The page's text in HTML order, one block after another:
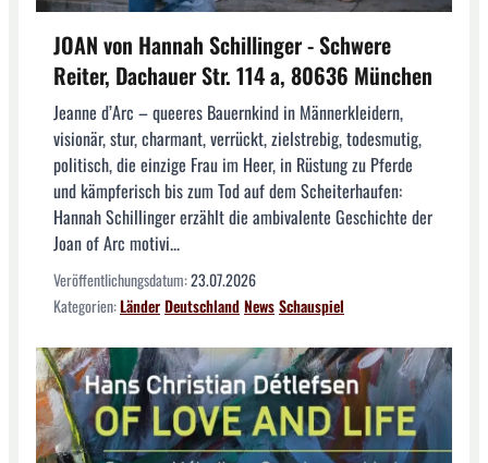
JOAN von Hannah Schillinger - Schwere
Reiter, Dachauer Str. 114 a, 80636 München
Jeanne d’Arc – queeres Bauernkind in Männerkleidern,
visionär, stur, charmant, verrückt, zielstrebig, todesmutig,
politisch, die einzige Frau im Heer, in Rüstung zu Pferde
und kämpferisch bis zum Tod auf dem Scheiterhaufen:
Hannah Schillinger erzählt die ambivalente Geschichte der
Joan of Arc motivi...
Veröffentlichungsdatum:23.07.2026
Kategorien:LänderDeutschlandNewsSchauspiel